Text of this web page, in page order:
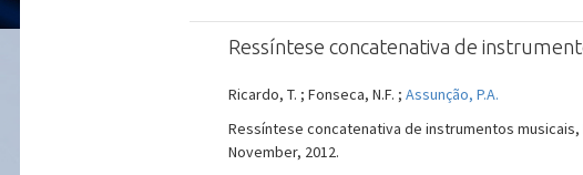
Ressíntese concatenativa de
Ricardo, T. ; Fonseca, N.F. ; Assunção, P.A.
Ressíntese concatenativa de instrumentos musicais,
November, 2012.